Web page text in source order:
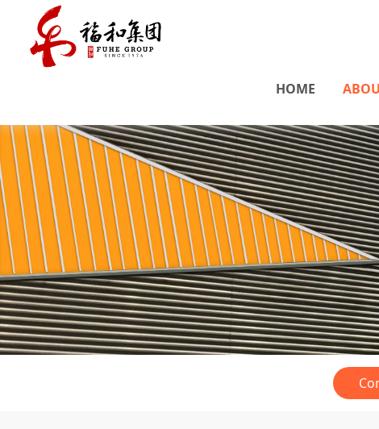
HOME